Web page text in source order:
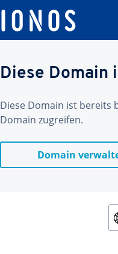
Diese
Diese Domain ist bereits
Domain zugreifen.
Domain